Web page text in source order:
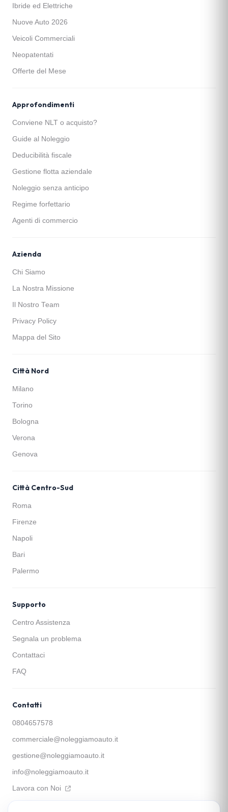
Ibride ed Elettriche
Nuove Auto 2026
Veicoli Commerciali
Neopatentati
Offerte del Mese
Approfondimenti
Conviene NLT o acquisto?
Guide al Noleggio
Deducibilità fiscale
Gestione flotta aziendale
Noleggio senza anticipo
Regime forfettario
Agenti di commercio
Azienda
Chi Siamo
La Nostra Missione
Il Nostro Team
Privacy Policy
Mappa del Sito
Città Nord
Milano
Torino
Bologna
Verona
Genova
Città Centro-Sud
Roma
Firenze
Napoli
Bari
Palermo
Supporto
Centro Assistenza
Segnala un problema
Contattaci
FAQ
Contatti
0804657578
commerciale@noleggiamoauto.it
gestione@noleggiamoauto.it
info@noleggiamoauto.it
Lavora con Noi